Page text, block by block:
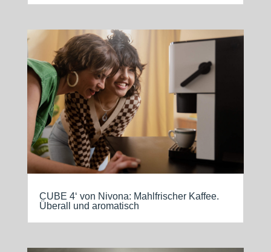
CUBE 4‘ von Nivona: Mahlfrischer Kaffee.
Überall und aromatisch